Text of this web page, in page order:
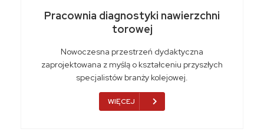
Pracownia diagnostyki nawierzchni
torowej
Nowoczesna przestrzeń dydaktyczna
zaprojektowana z myślą o kształceniu przyszłych
specjalistów branży kolejowej.
WIĘCEJ